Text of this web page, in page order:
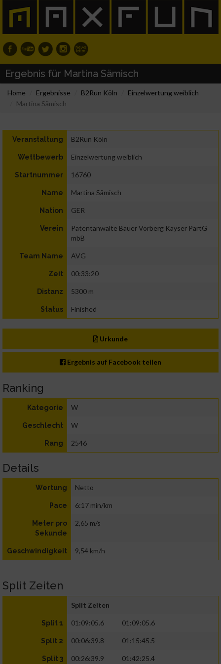
Ergebnis für Martina Sämisch
Home Ergebnisse B2Run Köln
Einzelwertung weiblich
Martina Sämisch
Veranstaltung B2Run Köln
Wettbewerb Einzelwertung weiblich
Startnummer 16760
Name Martina Sämisch
Nation GER
Verein
Patentanwälte Bauer Vorberg Kayser PartG
mbB
Team Name AVG
Zeit 00:33:20
Distanz 5300 m
Status Finished
Urkunde
Ergebnis auf Facebook teilen
Ranking
Kategorie W
Geschlecht W
Rang 2546
Details
Wertung Netto
Pace 6:17 min/km
Meter pro
Sekunde
2,65 m/s
Geschwindigkeit 9,54 km/h
Split Zeiten
Split Zeiten
Split 1 01:09:05.6 01:09:05.6
Split 2 00:06:39.8 01:15:45.5
Split 3 00:26:39.9 01:42:25.4